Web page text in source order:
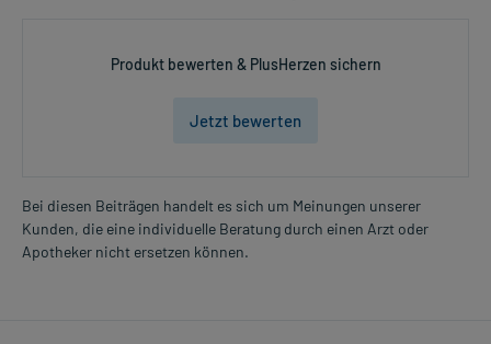
Produkt bewerten & PlusHerzen sichern
Jetzt bewerten
Bei diesen Beiträgen handelt es sich um Meinungen unserer
Kunden, die eine individuelle Beratung durch einen Arzt oder
Apotheker nicht ersetzen können.